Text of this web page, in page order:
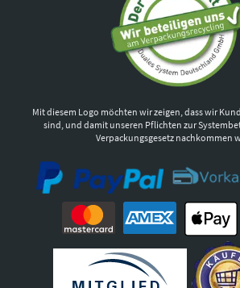
Mit diesem Logo möchten wir zeigen, dass wir
sind, und damit unseren Pflichten zur
Verpackungsgesetz nachkommen